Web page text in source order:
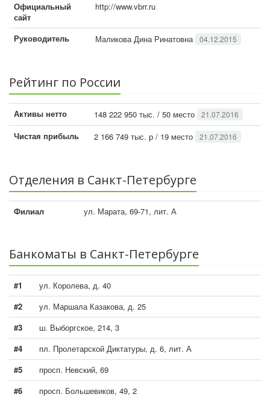
Официальный
сайт
http://www.vbrr.ru
Руководитель Маликова Дина Ринатовна 04.12.2015
Рейтинг по России
Активы нетто 148 222 950 тыс. / 50 место 21.07.2016
Чистая прибыль 2 166 749 тыс. р / 19 место 21.07.2016
Отделения в Санкт-Петербурге
Филиал ул. Марата, 69-71, лит. А
Банкоматы в Санкт-Петербурге
#1
ул. Королева, д. 40
#2
ул. Маршала Казакова, д. 25
#3
ш. Выборгское, 214, 3
#4
пл. Пролетарской Диктатуры, д. 6, лит. А
#5
просп. Невский, 69
#6
просп. Большевиков, 49, 2